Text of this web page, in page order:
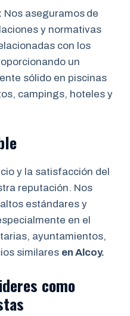
Nos aseguramos de
y normativas
con los
un
sólido en piscinas
campings, hoteles y
y la satisfacción del
reputación. Nos
estándares y
en el
ayuntamientos,
similares en Alcoy.
como